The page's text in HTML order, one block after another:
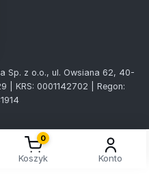
Sp. z o.o., ul. Owsiana 62, 40-
| KRS: 0001142702 | Regon:
0
Koszyk Konto